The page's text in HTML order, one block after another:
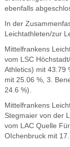
ebenfalls
In der
Leichtathleten/zur
Mittelfrankens
vom LSC
Athletics) mit 43.79
mit 25.06 %, 3.
24.6 %).
Mittelfrankens
Stegmaier von der
vom LAC Quelle
OIchenbruck mit